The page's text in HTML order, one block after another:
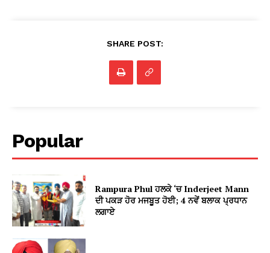
SHARE POST:
Popular
Rampura Phul ਹਲਕੇ ‘ਚ Inderjeet Mann
ਦੀ ਪਕੜ ਹੋਰ ਮਜਬੂਤ ਹੋਈ; 4 ਨਵੇਂ ਬਲਾਕ ਪ੍ਰਧਾਨ
ਲਗਾਏ